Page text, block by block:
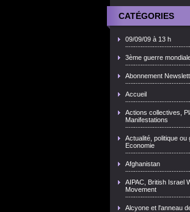
CATÉGORIES
09/09/09 à 13 h
3ème guerre
Abonnement
Accueil
Actions collectives,
Manifestations
Actualité, politique ou
Economie
Afghanistan
AIPAC, British Israel
Movement
Alcyone et l'anneau